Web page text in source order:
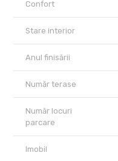
Confort
Stare interior
Anul finisării
Număr terase
Număr locuri
parcare
Imobil